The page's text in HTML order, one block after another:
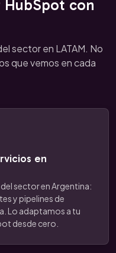
con
sector en LATAM. No
que vemos en cada
en
sector en Argentina:
y pipelines de
Lo adaptamos a tu
desde cero.